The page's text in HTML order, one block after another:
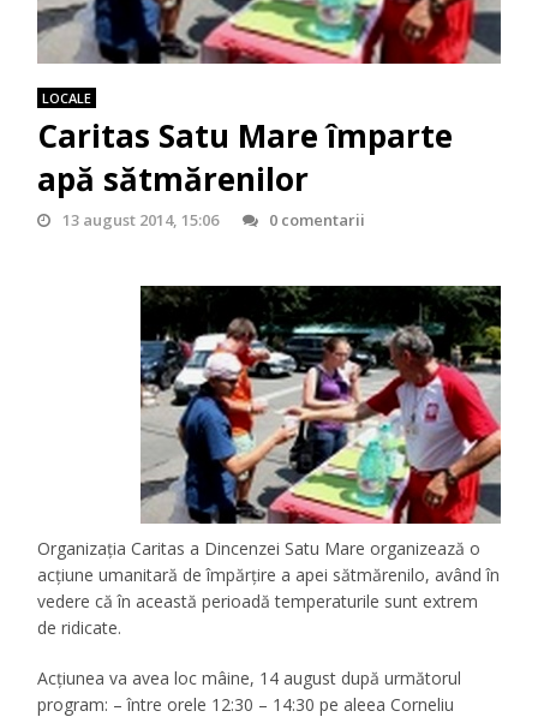
LOCALE
Caritas Satu Mare împarte
apă sătmărenilor
13 august 2014, 15:06 0 comentarii
Organizația Caritas a Dincenzei Satu Mare organizează o
acțiune umanitară de împărțire a apei sătmărenilo, având în
vedere că în această perioadă temperaturile sunt extrem
de ridicate.
Acţiunea va avea loc mâine, 14 august după următorul
program: – între orele 12:30 – 14:30 pe aleea Corneliu